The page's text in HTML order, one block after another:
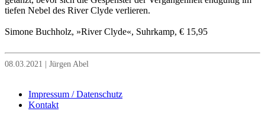
tiefen Nebel des River Clyde verlieren.
Simone Buchholz, »River Clyde«, Suhrkamp, € 15,95
08.03.2021 | Jürgen Abel
Impressum / Datenschutz
Kontakt